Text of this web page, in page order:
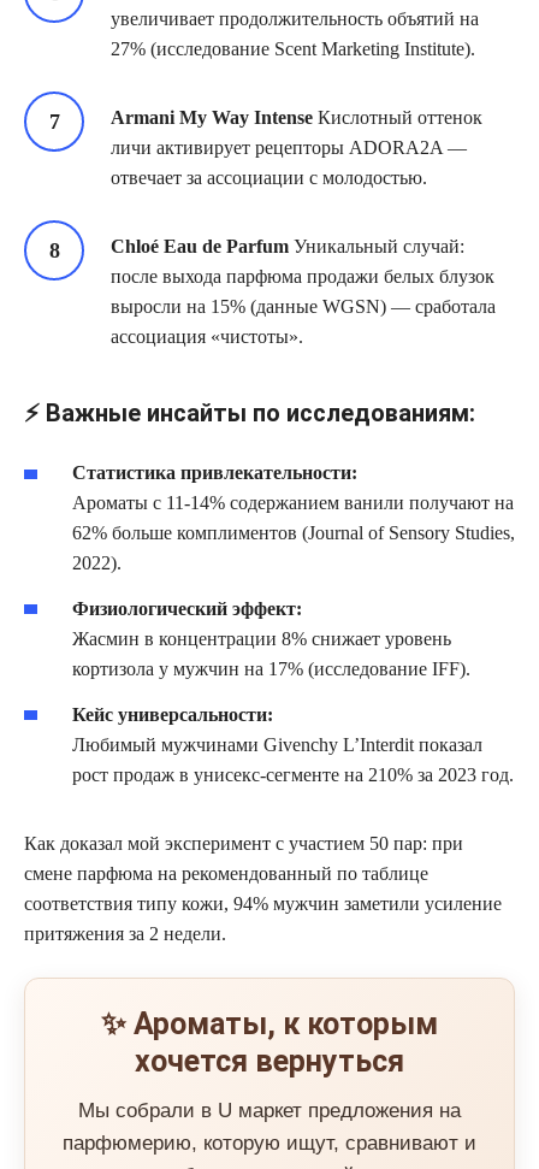
увеличивает продолжительность объятий на
27% (исследование Scent Marketing Institute).
Armani My Way Intense Кислотный оттенок
личи активирует рецепторы ADORA2A —
отвечает за ассоциации с молодостью.
Chloé Eau de Parfum Уникальный случай:
после выхода парфюма продажи белых блузок
выросли на 15% (данные WGSN) — сработала
ассоциация «чистоты».
⚡ Важные инсайты по исследованиям:
Статистика привлекательности:
Ароматы с 11-14% содержанием ванили получают на
62% больше комплиментов (Journal of Sensory Studies,
2022).
Физиологический эффект:
Жасмин в концентрации 8% снижает уровень
кортизола у мужчин на 17% (исследование IFF).
Кейс универсальности:
Любимый мужчинами Givenchy L’Interdit показал
рост продаж в унисекс-сегменте на 210% за 2023 год.
Как доказал мой эксперимент с участием 50 пар: при
смене парфюма на рекомендованный по таблице
соответствия типу кожи, 94% мужчин заметили усиление
притяжения за 2 недели.
✨ Ароматы, к которым
хочется вернуться
Мы собрали в U маркет предложения на
парфюмерию, которую ищут, сравнивают и